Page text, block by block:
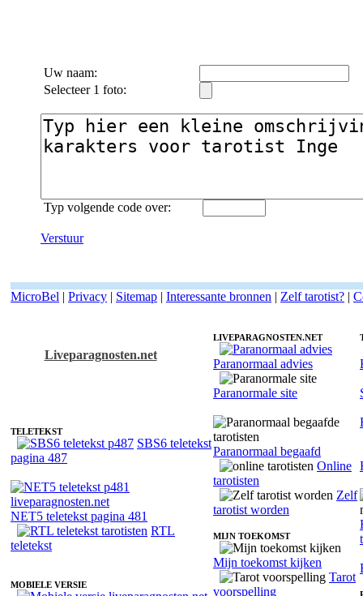
Uw naam:
Selecteer 1 foto:
Typ volgende code over:
Verstuur
MicroBel | Privacy | Sitemap | Interessante bronnen | Zelf tarotist? |
Liveparagnosten.net
TELETEKST
SBS6 teletekst
pagina 487
NET5 teletekst pagina 481
RTL
teletekst
MOBIELE VERSIE
LIVEPARAGNOSTEN.NET
Paranormaal advies
Paranormale site
Paranormaal begaafd
Online
tarotisten
Zelf
tarotist worden
MIJN TOEKOMST
Mijn toekomst kijken
Tarot
voorspelling